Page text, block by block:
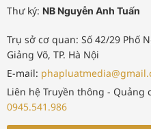
Thư ký: NB Nguyễn Anh Tuấn
Trụ sở cơ quan: Số 42/29 Phố
Giảng Võ, TP. Hà Nội
E-mail:
Liên hệ Truyền thông - Quảng
0945.541.986